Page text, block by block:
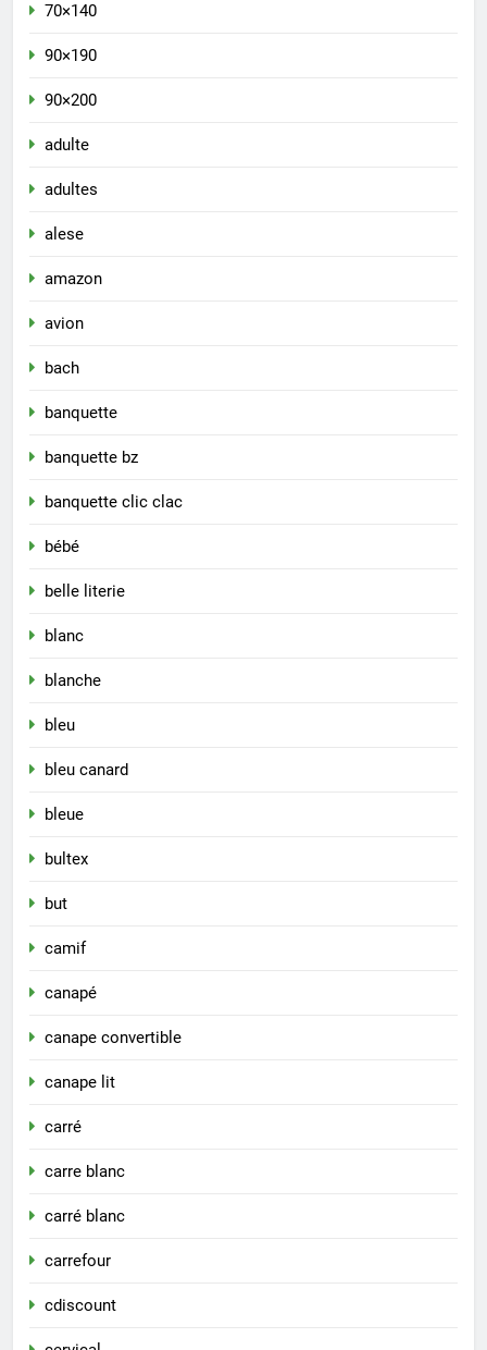
70×140
90×190
90×200
adulte
adultes
alese
amazon
avion
bach
banquette
banquette bz
banquette clic clac
bébé
belle literie
blanc
blanche
bleu
bleu canard
bleue
bultex
but
camif
canapé
canape convertible
canape lit
carré
carre blanc
carré blanc
carrefour
cdiscount